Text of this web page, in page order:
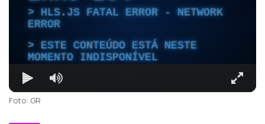
HLS.JS FATAL ERROR - NETWORK
ERROR
ESTE CONTEÚDO ESTÁ NESTE
MOMENTO INDISPONÍVEL
Foto: GR